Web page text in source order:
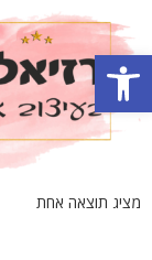
פתח סרגל נגישות
מציג תוצאה אחת